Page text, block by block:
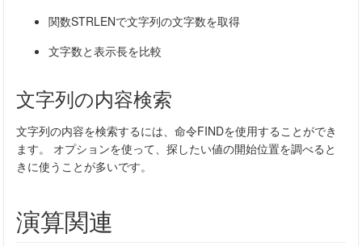
関数STRLENで文字列の文字数を取得
文字数と表示長を比較
文字列の内容検索
文字列の内容を検索するには、命令FINDを使用することができ
ます。 オプションを使って、探したい値の開始位置を調べると
きに使うことが多いです。
演算関連